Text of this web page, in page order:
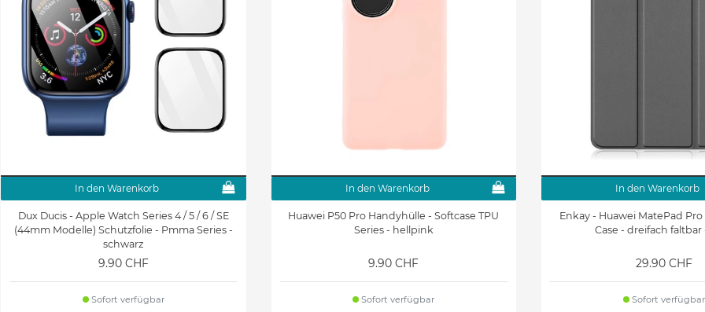
In den Warenkorb
Dux Ducis - Apple Watch Series 4 / 5 / 6 / SE
(44mm Modelle) Schutzfolie - Pmma Series -
schwarz
9.90 CHF
Sofort verfügbar
In den Warenkorb
Huawei P50 Pro Handyhülle - Softcase TPU
Series - hellpink
9.90 CHF
Sofort verfügbar
In den Warenkorb
Enkay - Huawei MatePad
Case - dreifach faltbar
29.90 CHF
Sofort verfügbar